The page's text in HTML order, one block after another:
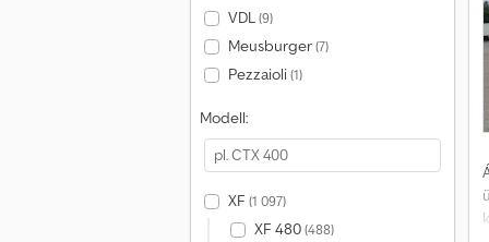
VDL(9)
Meusburger(7)
Pezzaioli(1)
Modell:
XF (1 097)
XF 480(488)